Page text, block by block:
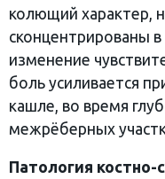
колющий характер,
сконцентрированы
изменение
боль усиливается
кашле, во время
межрёберных
Патология костно-